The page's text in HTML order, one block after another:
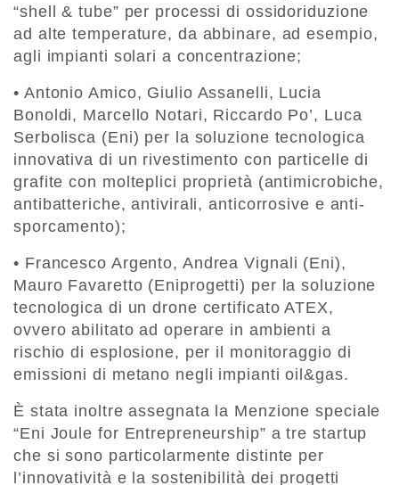
“shell & tube” per processi di ossidoriduzione
ad alte temperature, da abbinare, ad esempio,
agli impianti solari a concentrazione;
• Antonio Amico, Giulio Assanelli, Lucia
Bonoldi, Marcello Notari, Riccardo Po’, Luca
Serbolisca (Eni) per la soluzione tecnologica
innovativa di un rivestimento con particelle di
grafite con molteplici proprietà (antimicrobiche,
antibatteriche, antivirali, anticorrosive e anti-
sporcamento);
• Francesco Argento, Andrea Vignali (Eni),
Mauro Favaretto (Eniprogetti) per la soluzione
tecnologica di un drone certificato ATEX,
ovvero abilitato ad operare in ambienti a
rischio di esplosione, per il monitoraggio di
emissioni di metano negli impianti oil&gas.
È stata inoltre assegnata la Menzione speciale
“Eni Joule for Entrepreneurship” a tre startup
che si sono particolarmente distinte per
l’innovatività e la sostenibilità dei progetti